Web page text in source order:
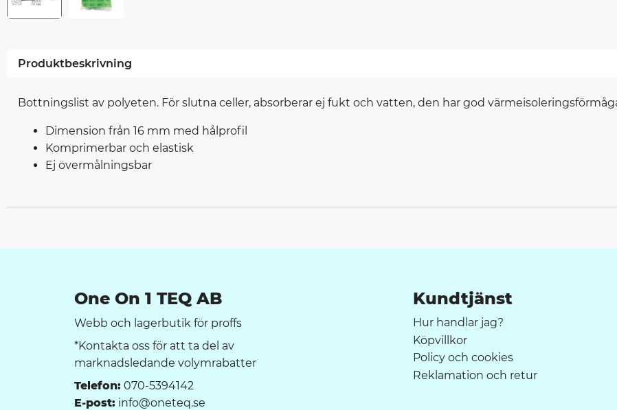
Produktbeskrivning
Bottningslist av polyeten. För slutna celler, absorberar ej fukt och vatten, den har god
Dimension från 16 mm med hålprofil
Komprimerbar och elastisk
Ej övermålningsbar
One On 1 TEQ AB
Webb och lagerbutik för proffs
*Kontakta oss för att ta del av
marknadsledande volymrabatter
Telefon: 070-5394142
E-post: info@oneteq.se
Kundtjänst
Hur handlar jag?
Köpvillkor
Policy och cookies
Reklamation och retur